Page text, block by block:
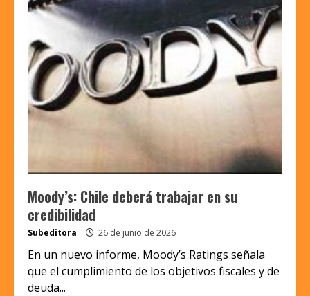
Moody’s: Chile deberá trabajar en su
credibilidad
Subeditora 26 de junio de 2026
En un nuevo informe, Moody’s Ratings señala
que el cumplimiento de los objetivos fiscales y de
deuda...